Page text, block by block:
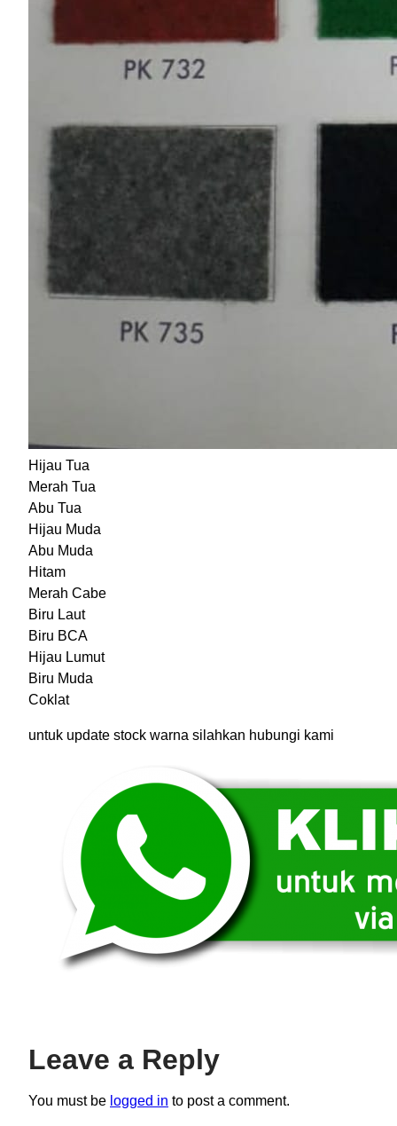
Hijau Tua
Merah Tua
Abu Tua
Hijau Muda
Abu Muda
Hitam
Merah Cabe
Biru Laut
Biru BCA
Hijau Lumut
Biru Muda
Coklat
untuk update stock warna silahkan hubungi kami
Leave a Reply
You must be logged in to post a comment.